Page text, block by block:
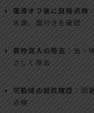
電源オフ後に目視点検
水滴、霜付きを確認
異物混入の除去 ：虫・
さしく除去
可動域の抵抗確認 ：固
点検